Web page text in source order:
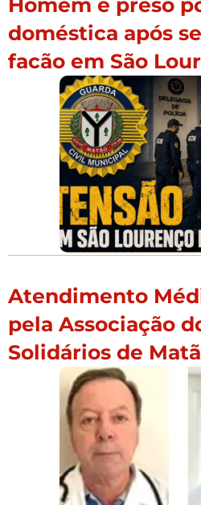
Homem é preso
doméstica após
facão em São
Atendimento
pela Associação
Solidários de